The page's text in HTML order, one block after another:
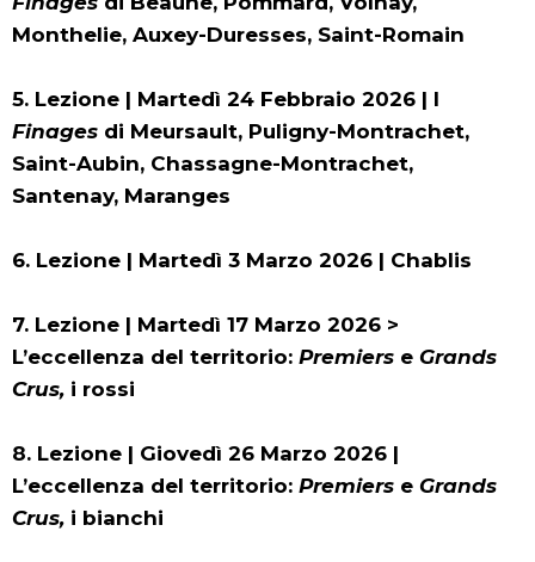
Monthelie, Auxey-Duresses, Saint-Romain
5. Lezione | Martedì 24 Febbraio 2026 | I
Finages di Meursault, Puligny-Montrachet,
Saint-Aubin, Chassagne-Montrachet,
Santenay, Maranges
6. Lezione | Martedì 3 Marzo 2026 | Chablis
7. Lezione | Martedì 17 Marzo 2026 >
L’eccellenza del territorio: Premiers e Grands
Crus, i rossi
8. Lezione | Giovedì 26 Marzo 2026 |
L’eccellenza del territorio: Premiers e Grands
Crus, i bianchi